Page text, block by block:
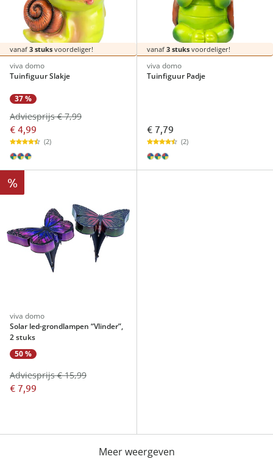
vanaf 3 stuks voordeliger!
viva domo
Tuinfiguur Slakje
37 %
€ 4,99
Adviesprijs € 7,99
(2)
vanaf 3 stuksvoordeliger!
viva domo
Tuinfiguur Padje
€ 7,79
(2)
%
viva domo
Solar led-grondlampen “Vlinder”,
2 stuks
50 %
€ 7,99
Adviesprijs € 15,99
Meer weergeven